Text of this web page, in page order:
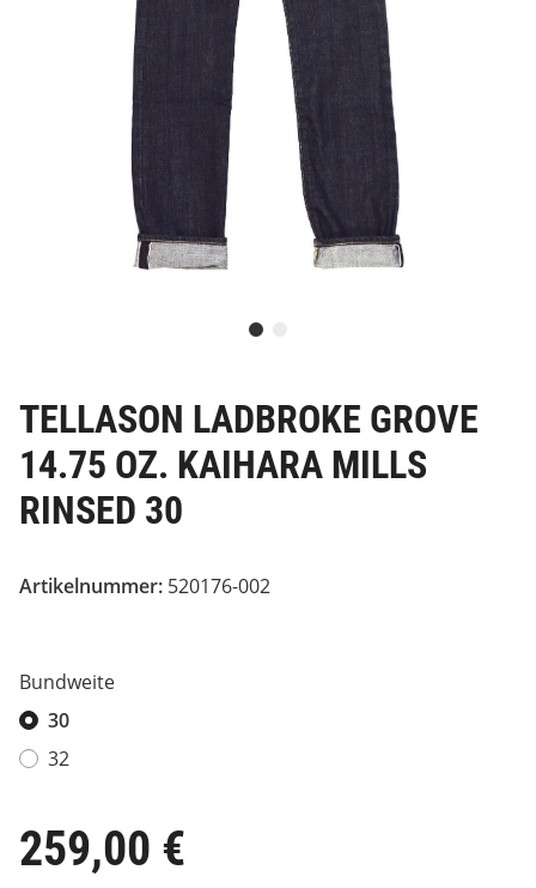
TELLASON LADBROKE GROVE
14.75 OZ. KAIHARA MILLS
RINSED 30
Artikelnummer: 520176-002
Bundweite
30
32
259,00 €